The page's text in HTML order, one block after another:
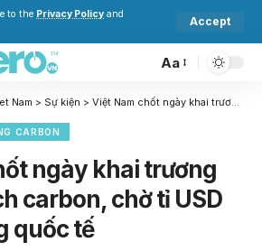
to the Privacy Policy and
Accept
Aa
Nam > Sự kiện > Việt Nam chốt ngày khai trương sàn giao dịch carbon, chờ tỉ USD từ thị trường quốc tế
CARBON
ngày khai trương
carbon, chờ tỉ USD
quốc tế